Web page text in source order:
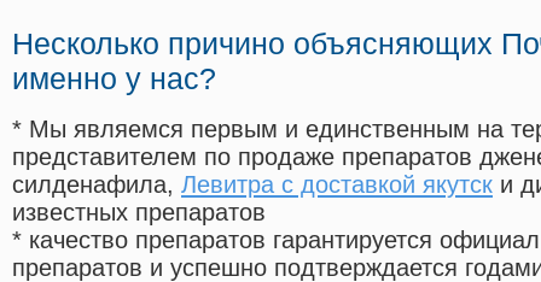
Несколько причино объясняющих
именно у нас?
* Мы являемся первым и единственным на
представителем по продаже препаратов
силденафила, Левитра с доставкой якутск и
известных препаратов
* качество препаратов гарантируется
препаратов и успешно подтверждается